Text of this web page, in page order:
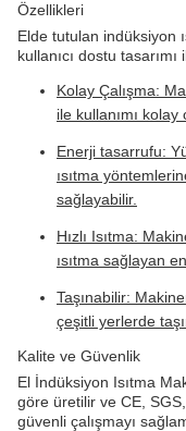
Özellikleri
Elde tutulan indüksiyon
kullanıcı dostu
Kolay Çalışma:
ile kullanımı kolay
Enerji tasarrufu:
ısıtma
sağlayabilir.
Hızlı Isıtma:
ısıtma sağlayan
Taşınabilir:
çeşitli yerlerde
Kalite ve Güvenlik
El İndüksiyon Isıtma
göre üretilir ve CE, SGS,
güvenli çalışmayı